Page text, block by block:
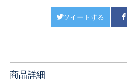
ツイートする
商品詳細